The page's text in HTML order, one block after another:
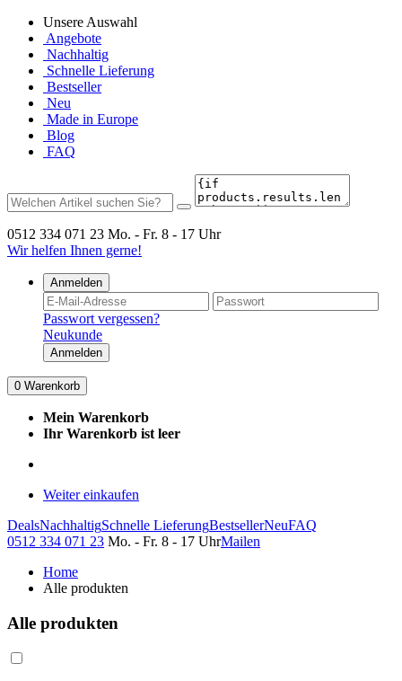
Unsere Auswahl
Angebote
Nachhaltig
Schnelle Lieferung
Bestseller
Neu
Made in Europe
Blog
FAQ
0512 334 071 23 Mo. - Fr. 8 - 17 Uhr
Wir helfen Ihnen gerne!
Anmelden
Passwort vergessen?
Neukunde
Anmelden
0 Warenkorb
Mein Warenkorb
Ihr Warenkorb ist leer
Weiter einkaufen
DealsNachhaltigSchnelle LieferungBestsellerNeuFAQ
0512 334 071 23 Mo. - Fr. 8 - 17 UhrMailen
Home
Alle produkten
Alle produkten